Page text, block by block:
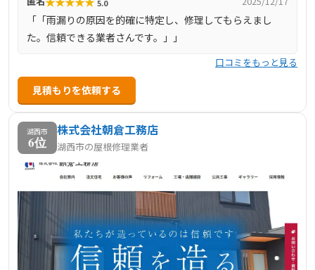
5.0
「「雨漏りの原因を的確に特定し、修理してもらえまし
た。信頼できる業者さんです。」」
口コミをもっと見る
見積もりを依頼する
湖西市
6位
株式会社朝倉工務店
湖西市の屋根修理業者